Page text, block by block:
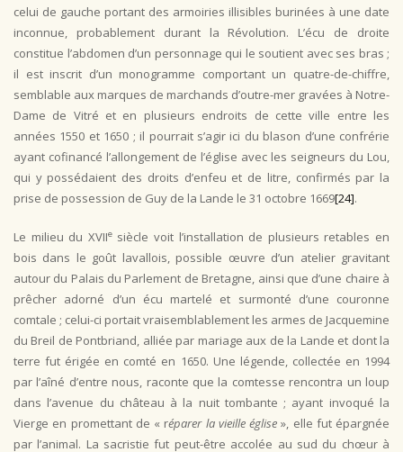
celui de gauche portant des armoiries illisibles burinées à une date
inconnue, probablement durant la Révolution. L’écu de droite
constitue l’abdomen d’un personnage qui le soutient avec ses bras ;
il est inscrit d’un monogramme comportant un quatre-de-chiffre,
semblable aux marques de marchands d’outre-mer gravées à Notre-
Dame de Vitré et en plusieurs endroits de cette ville entre les
années 1550 et 1650 ; il pourrait s’agir ici du blason d’une confrérie
ayant cofinancé l’allongement de l’église avec les seigneurs du Lou,
qui y possédaient des droits d’enfeu et de litre, confirmés par la
prise de possession de Guy de la Lande le 31 octobre 1669[24].
Le milieu du XVIIesiècle voit l’installation de plusieurs retables en
bois dans le goût lavallois, possible œuvre d’un atelier gravitant
autour du Palais du Parlement de Bretagne, ainsi que d’une chaire à
prêcher adorné d’un écu martelé et surmonté d’une couronne
comtale ; celui-ci portait vraisemblablement les armes de Jacquemine
du Breil de Pontbriand, alliée par mariage aux de la Lande et dont la
terre fut érigée en comté en 1650. Une légende, collectée en 1994
par l’aîné d’entre nous, raconte que la comtesse rencontra un loup
dans l’avenue du château à la nuit tombante ; ayant invoqué la
Vierge en promettant de « réparer la vieille église », elle fut épargnée
par l’animal. La sacristie fut peut-être accolée au sud du chœur à